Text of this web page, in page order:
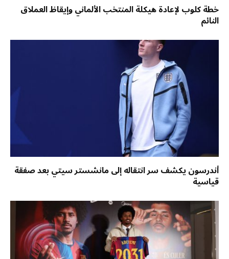
خطة كلوب لإعادة هيكلة المنتخب الألماني وإيقاظ العملاق
النائم
أندرسون يكشف سر انتقاله إلى مانشستر سيتي بعد صفقة
قياسية